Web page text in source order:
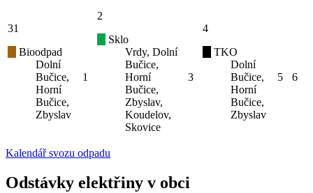
31
Bioodpad
Dolní
Bučice,
Horní
Bučice,
Zbyslav
1
2
Sklo
Vrdy, Dolní
Bučice,
Horní
Bučice,
Zbyslav,
Koudelov,
Skovice
3
4
TKO
Dolní
Bučice,
Horní
Bučice,
Zbyslav
5 6
Kalendář svozu odpadu
Odstávky elektřiny v obci